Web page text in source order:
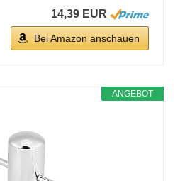
14,39 EUR
Bei Amazon anschauen
ANGEBOT